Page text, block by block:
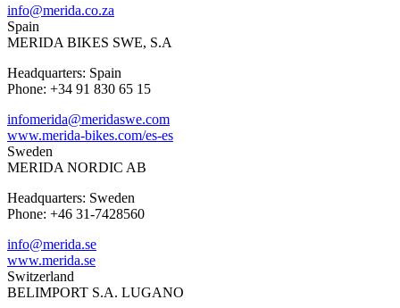
info@merida.co.za
Spain
MERIDA BIKES SWE, S.A
Headquarters: Spain
Phone: +34 91 830 65 15
infomerida@meridaswe.com
www.merida-bikes.com/es-es
Sweden
MERIDA NORDIC AB
Headquarters: Sweden
Phone: +46 31-7428560
info@merida.se
www.merida.se
Switzerland
BELIMPORT S.A. LUGANO